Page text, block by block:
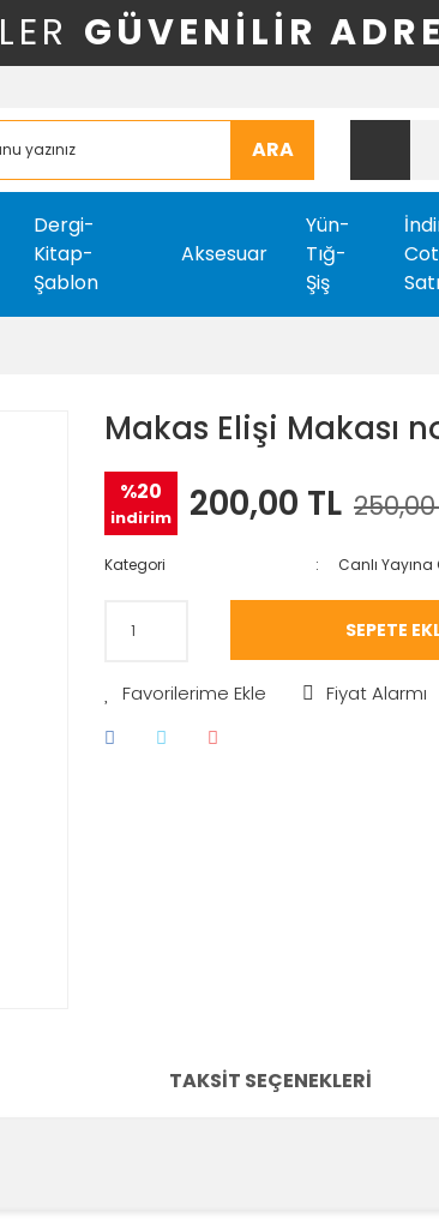
GÜVENİLİR
ARA
Dergi-
Kitap-
Şablon
Aksesuar
Yün-
Tığ-
Şiş
Makas Elişi Makası
%20
indirim 200,00 TL 250,00
Kategori Canlı
SEPETE
Fiyat Alarmı
TAKSIT SEÇENEKLERI